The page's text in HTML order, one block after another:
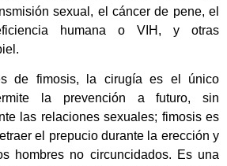
sexual, el cáncer de pene, el
humana o VIH, y otras
de fimosis, la cirugía es el único
la prevención a futuro, sin
las relaciones sexuales; fimosis es
el prepucio durante la erección y
hombres no circuncidados. Es una